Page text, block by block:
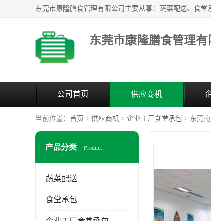
东莞市康隆膳食管理有
公司首页 供应商机
当前位置： 首页 > 供应商机 > 企业工厂食堂承包 > 东莞
产品分类 Product
蔬菜配送
食堂承包